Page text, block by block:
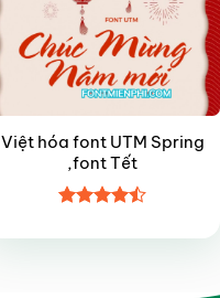
Việt hóa font UTM Spring
,font Tết
hạng4.45